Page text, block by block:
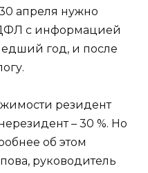
апреля нужно
с информацией
год, и после
резидент
– 30 %. Но
об этом
руководитель